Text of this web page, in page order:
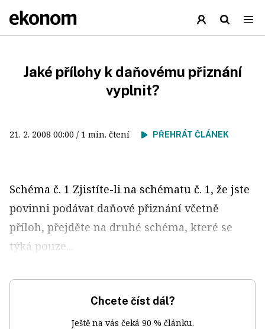
Jaké přílohy k daňovému přiznání
vyplnit?
21. 2. 2008 00:00 / 1 min. čtení PŘEHRÁT ČLÁNEK
Schéma č. 1 Zjistíte-li na schématu č. 1, že jste
povinni podávat daňové přiznání včetně
příloh, přejděte na druhé schéma, které se
týká pouze...
Chcete číst dál?
Ještě na vás čeká 90 % článku.